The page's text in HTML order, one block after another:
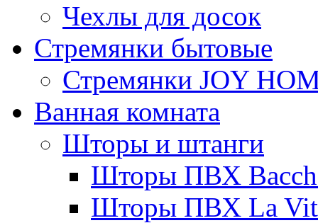
Чехлы для досок
Стремянки бытовые
Стремянки JOY
Ванная комната
Шторы и штанги
Шторы ПВХ
Шторы ПВХ La